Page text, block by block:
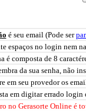
é seu email (Pode ser
espaços no login nem
é composta de 8
da sua senha, não
em seu provedor os
em digitar errado login
no Gerasorte Online é